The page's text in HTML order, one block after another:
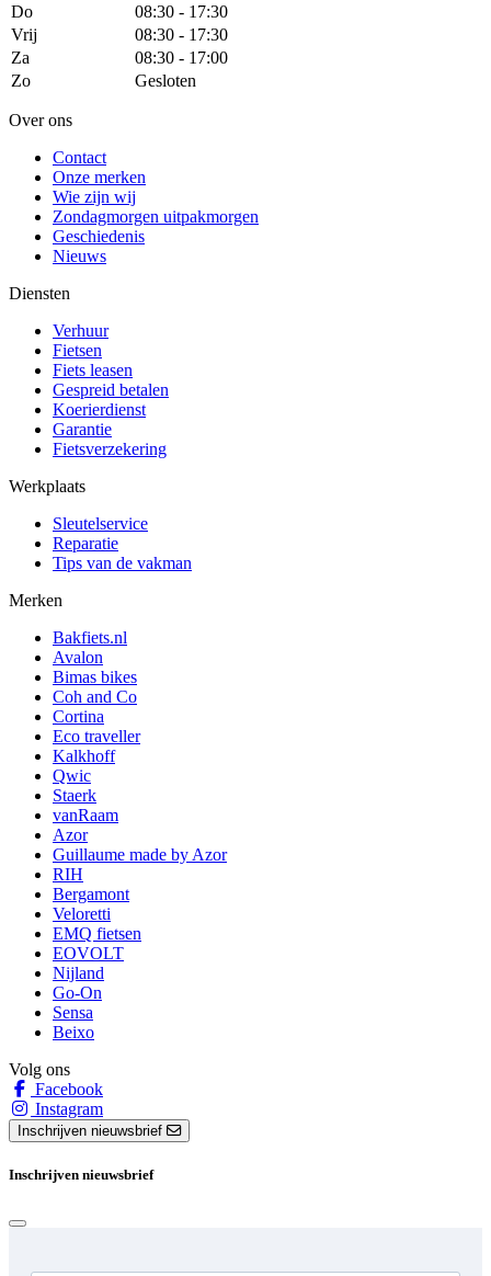
Do
08:30 - 17:30
Vrij
08:30 - 17:30
Za
08:30 - 17:00
Zo
Gesloten
Over ons
Contact
Onze merken
Wie zijn wij
Zondagmorgen uitpakmorgen
Geschiedenis
Nieuws
Diensten
Verhuur
Fietsen
Fiets leasen
Gespreid betalen
Koerierdienst
Garantie
Fietsverzekering
Werkplaats
Sleutelservice
Reparatie
Tips van de vakman
Merken
Bakfiets.nl
Avalon
Bimas bikes
Coh and Co
Cortina
Eco traveller
Kalkhoff
Qwic
Staerk
vanRaam
Azor
Guillaume made by Azor
RIH
Bergamont
Veloretti
EMQ fietsen
EOVOLT
Nijland
Go-On
Sensa
Beixo
Volg ons
Facebook
Instagram
Inschrijven nieuwsbrief
Inschrijven nieuwsbrief